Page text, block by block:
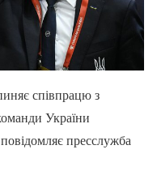
співпрацю з
України
пресслужба